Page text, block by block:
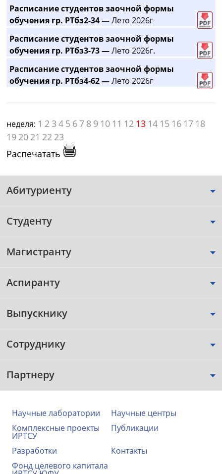
Расписание студентов заочной формы
обучения гр. РТбз2-34 —Лето 2026г
Расписание студентов заочной формы
обучения гр. РТбз3-73 —Лето 2026г.
Расписание студентов заочной формы
обучения гр. РТбз4-62 —Лето 2026г
неделя: 1 2 3 4 5 6 7 8 9 10 11 12 13 14 15 16 17 18
19 20 21 22 23
Распечатать
Абитуриенту
Студенту
Магистранту
Аспиранту
Выпускнику
Сотруднику
Партнеру
Научные лаборатории
Научные центры
Комплексные проекты
ИРТСУ
Публикации
Разработки
Контакты
Фонд целевого капитала